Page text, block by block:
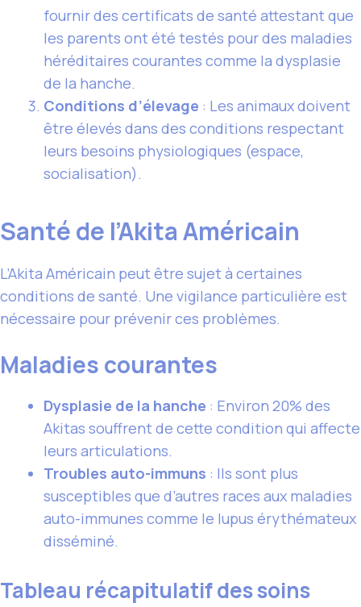
fournir des certificats de santé attestant que
les parents ont été testés pour des maladies
héréditaires courantes comme la dysplasie
de la hanche.
Conditions d’élevage : Les animaux doivent
être élevés dans des conditions respectant
leurs besoins physiologiques (espace,
socialisation).
Santé de l’Akita Américain
L’Akita Américain peut être sujet à certaines
conditions de santé. Une vigilance particulière est
nécessaire pour prévenir ces problèmes.
Maladies courantes
Dysplasie de la hanche : Environ 20% des
Akitas souffrent de cette condition qui affecte
leurs articulations.
Troubles auto-immuns : Ils sont plus
susceptibles que d’autres races aux maladies
auto-immunes comme le lupus érythémateux
disséminé.
Tableau récapitulatif des soins